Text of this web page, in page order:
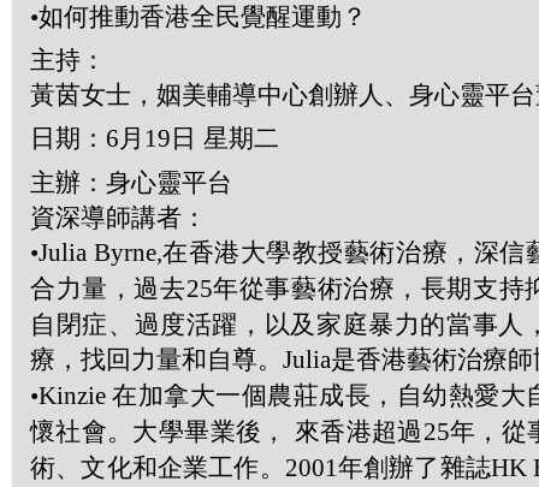
•如何推動香港全民覺醒運動？
主持：
黃茵女士，姻美輔導中心創辦人、身心靈平
日期： 6 月 19 日 星期二
主辦：身心靈平台
資深導師講者：
•Julia Byrne,在香港大學教授藝術治療，深信
合力量，過去25年從事藝術治療，長期支持
自閉症、過度活躍，以及家庭暴力的當事人
療，找回力量和自尊。 Julia是香港藝術治療
•Kinzie在加拿大一個農莊成長，自幼熱愛大
懷社會。大學畢業後， 來香港超過25年，從
術、文化和企業工作。 2001年創辦了雜誌HK